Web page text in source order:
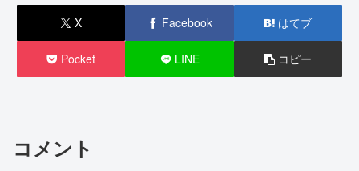
X Facebook はてブ
Pocket LINE コピー
コメント